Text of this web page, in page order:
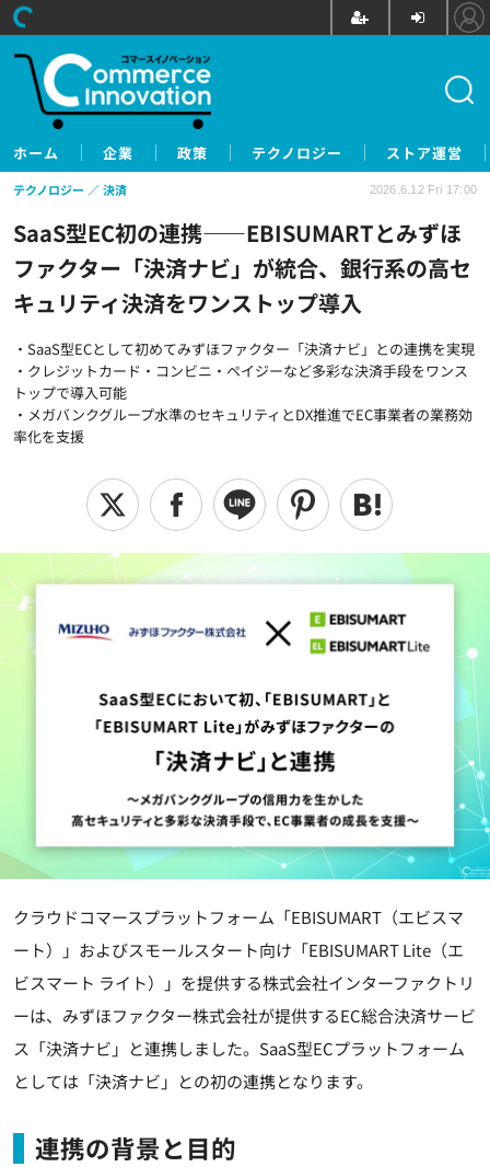
ホーム 企業 政策 テクノロジー ストア運営
SaaS型EC初の連携——EBISUMARTとみずほ
ファクター「決済ナビ」が統合、銀行系の高セ
キュリティ決済をワンストップ導入
・SaaS型ECとして初めてみずほファクター「決済ナビ」との連携を実現
・クレジットカード・コンビニ・ペイジーなど多彩な決済手段をワンス
トップで導入可能
・メガバンクグループ水準のセキュリティとDX推進でEC事業者の業務効
率化を支援
テクノロジー 決済 2026.6.12 Fri 17:00
クラウドコマースプラットフォーム「EBISUMART（エビスマ
ート）」およびスモールスタート向け「EBISUMART Lite（エ
ビスマート ライト）」を提供する株式会社インターファクトリ
ーは、みずほファクター株式会社が提供するEC総合決済サービ
ス「決済ナビ」と連携しました。SaaS型ECプラットフォーム
としては「決済ナビ」との初の連携となります。
連携の背景と目的